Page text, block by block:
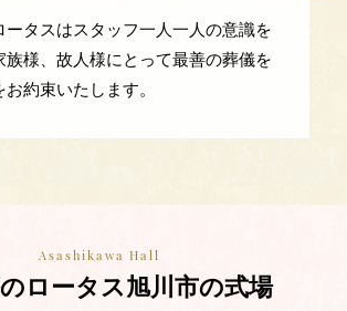
ータスはスタッフ一人一人の意識を
族様、故人様にとって最善の葬儀を
約束いたします。
Asashikawa Hall
ロータス旭川市の式場